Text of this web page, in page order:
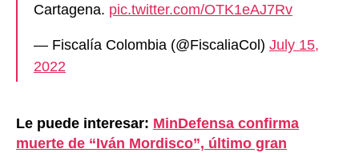
Cartagena. pic.twitter.com/OTK1eAJ7Rv
— Fiscalía Colombia (@FiscaliaCol) July 15,
2022
Le puede interesar: MinDefensa confirma
muerte de “Iván Mordisco”, último gran